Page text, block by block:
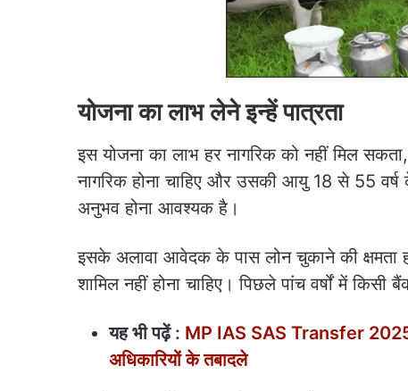
योजना का लाभ लेने इन्हें पात्रता
इस योजना का लाभ हर नागरिक को नहीं मिल
नागरिक होना चाहिए और उसकी आयु 18 से 55 वर्ष
अनुभव होना आवश्यक है।
इसके अलावा आवेदक के पास लोन चुकाने की क्षमता
शामिल नहीं होना चाहिए। पिछले पांच वर्षों में किसी
यह भी पढ़ें : MP IAS SAS Transfer
अधिकारियों के तबादले